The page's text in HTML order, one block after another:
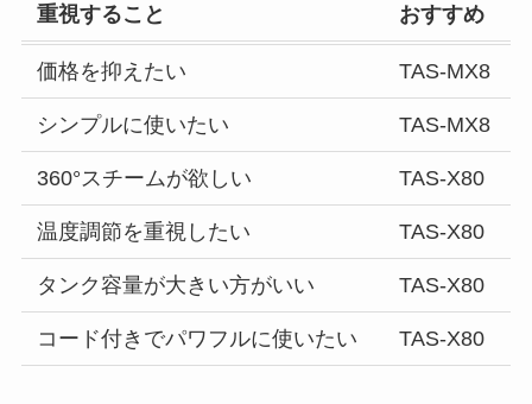
重視すること おすすめ
価格を抑えたい TAS-MX8
シンプルに使いたい TAS-MX8
360°スチームが欲しい TAS-X80
温度調節を重視したい TAS-X80
タンク容量が大きい方がいい TAS-X80
コード付きでパワフルに使いたい TAS-X80